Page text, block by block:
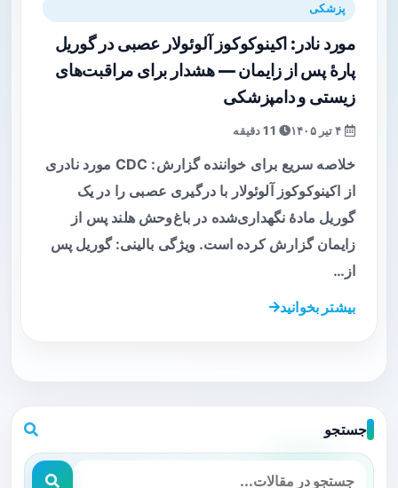
پزشکی
مورد نادر: اکینوکوکوز آلوئولار عصبی در گوریل
پارۀ پس از زایمان — هشدار برای مراقبت‌های
زیستی و دامپزشکی
خلاصه سریع برای خواننده گزارش: CDC مورد نادری
از اکینوکوکوز آلوئولار با درگیری عصبی را در یک
گوریل مادهٔ نگهداری‌شده در باغ‌وحش هلند پس از
زایمان گزارش کرده است. ویژگی بالینی: گوریل پس
از…
بیشتر بخوانید
جستجو